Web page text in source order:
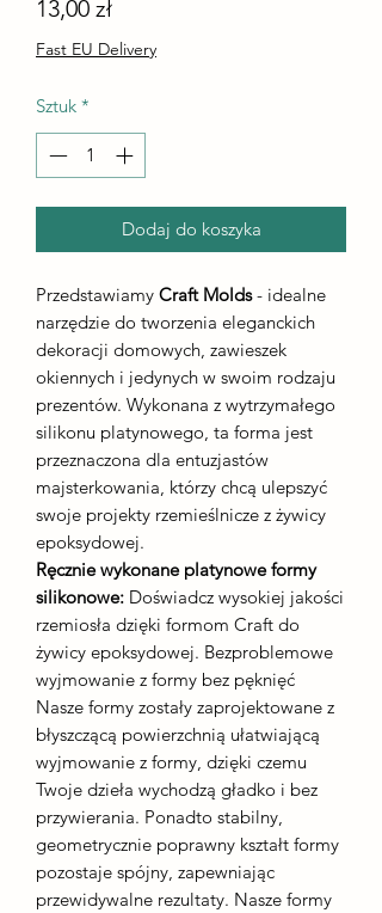
13,00 złCena
Fast EU Delivery
Sztuk *
Dodaj do koszyka
Przedstawiamy Craft Molds- idealne
narzędzie do tworzenia eleganckich
dekoracji domowych, zawieszek
okiennych i jedynych w swoim rodzaju
prezentów. Wykonana z wytrzymałego
silikonu platynowego, ta forma jest
przeznaczona dla entuzjastów
majsterkowania, którzy chcą ulepszyć
swoje projekty rzemieślnicze z żywicy
epoksydowej.
Ręcznie wykonane platynowe formy
silikonowe: Doświadcz wysokiej jakości
rzemiosła dzięki formom Craft do
żywicy epoksydowej. Bezproblemowe
wyjmowanie z formy bez pęknięć
Nasze formy zostały zaprojektowane z
błyszczącą powierzchnią ułatwiającą
wyjmowanie z formy, dzięki czemu
Twoje dzieła wychodzą gładko i bez
przywierania. Ponadto stabilny,
geometrycznie poprawny kształt formy
pozostaje spójny, zapewniając
przewidywalne rezultaty. Nasze formy